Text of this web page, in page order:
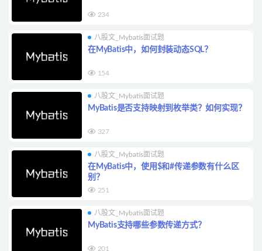
234
八股文_Mybatis面试题
在MyBatis中，如何封装动态SQL？
154
八股文_Mybatis面试题
MyBatis是否支持映射到枚举类？如何实现？
327
八股文_Mybatis面试题
在MyBatis中，使用$和#传递参数有什么区
别？
251
八股文_Mybatis面试题
MyBatis支持哪些参数传递方式？
201